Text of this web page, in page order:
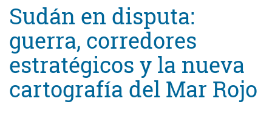
Sudán en disputa:
guerra, corredores
estratégicos y la nueva
cartografía del Mar Rojo